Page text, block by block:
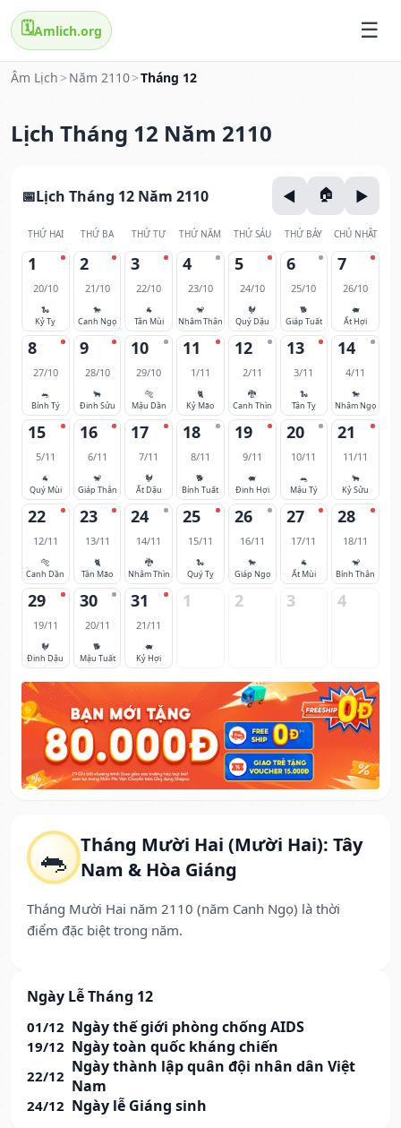
🗓️Amlich.org
Âm Lịch > Năm 2110>Tháng 12
Lịch Tháng 12 Năm 2110
🐀 Tháng Mười Hai (Mười Hai): Tây
Nam & Hòa Giáng
Tháng Mười Hai năm 2110 (năm Canh Ngọ) là thời
điểm đặc biệt trong năm.
Ngày Lễ Tháng 12
01/12 Ngày thế giới phòng chống AIDS
19/12 Ngày toàn quốc kháng chiến
22/12 Ngày thành lập quân đội nhân dân Việt
Nam
24/12 Ngày lễ Giáng sinh
Lịch Tháng 12 Năm 2110
THỨ HAI THỨ BA THỨ TƯ THỨ NĂM THỨ SÁU THỨ BẢY CHỦ NHẬT
1
20/10
🐍
Kỷ Tỵ
2
21/10
🐎
Canh Ngọ
3
22/10
🐐
Tân Mùi
4
23/10
🐒
Nhâm Thân
5
24/10
🐓
Quý Dậu
6
25/10
🐕
Giáp Tuất
7
26/10
🐖
Ất Hợi
8
27/10
🐀
Bính Tý
9
28/10
🐂
Đinh Sửu
10
29/10
🐅
Mậu Dần
11
1/11
🐈
Kỷ Mão
12
2/11
🐉
Canh Thìn
13
3/11
🐍
Tân Tỵ
14
4/11
🐎
Nhâm Ngọ
15
5/11
🐐
Quý Mùi
16
6/11
🐒
Giáp Thân
17
7/11
🐓
Ất Dậu
18
8/11
🐕
Bính Tuất
19
9/11
🐖
Đinh Hợi
20
10/11
🐀
Mậu Tý
21
11/11
🐂
Kỷ Sửu
22
12/11
🐅
Canh Dần
23
13/11
🐈
Tân Mão
24
14/11
🐉
Nhâm Thìn
25
15/11
🐍
Quý Tỵ
26
16/11
🐎
Giáp Ngọ
27
17/11
🐐
Ất Mùi
28
18/11
🐒
Bính Thân
29
19/11
🐓
Đinh Dậu
30
20/11
🐕
Mậu Tuất
31
21/11
🐖
Kỷ Hợi
1 2 3 4